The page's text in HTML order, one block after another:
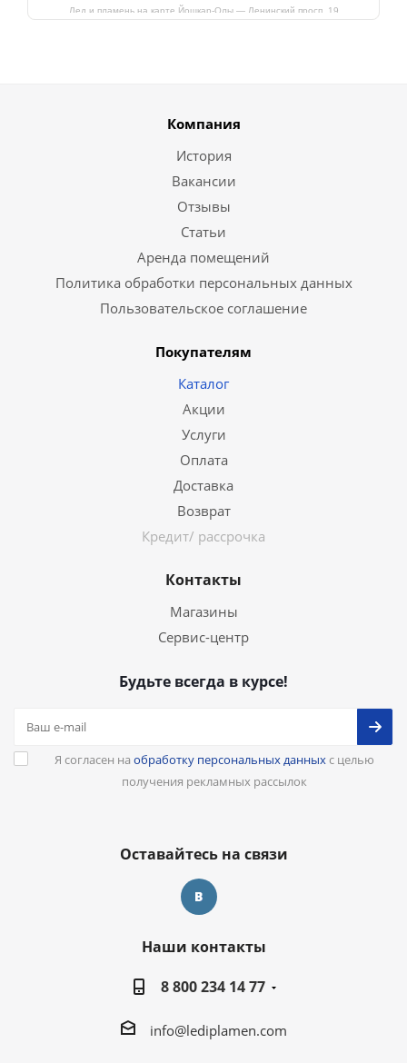
Лед и пламень на карте Йошкар‑Олы — Ленинский просп.,19
Компания
История
Вакансии
Отзывы
Статьи
Аренда помещений
Политика обработки персональных данных
Пользовательское соглашение
Покупателям
Каталог
Акции
Услуги
Оплата
Доставка
Возврат
Кредит/ рассрочка
Контакты
Магазины
Сервис-центр
Будьте всегда в курсе!
Я согласен на обработку персональных данныхс целью
получения рекламных рассылок
Оставайтесь на связи
Наши контакты
8 800 234 14 77
info@lediplamen.com